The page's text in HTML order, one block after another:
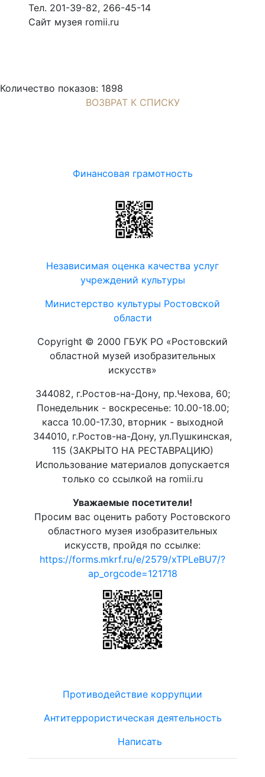
Тел. 201-39-82, 266-45-14
Сайт музея romii.ru
Количество показов: 1898
ВОЗВРАТ К СПИСКУ
Финансовая грамотность
Независимая оценка качества услуг
учреждений культуры
Министерство культуры Ростовской
области
Copyright © 2000 ГБУК РО «Ростовский
областной музей изобразительных
искусств»
344082, г.Ростов-на-Дону, пр.Чехова, 60;
Понедельник - воскресенье: 10.00-18.00;
касса 10.00-17.30, вторник - выходной
344010, г.Ростов-на-Дону, ул.Пушкинская,
115 (ЗАКРЫТО НА РЕСТАВРАЦИЮ)
Использование материалов допускается
только со ссылкой на romii.ru
Уважаемые посетители!
Просим вас оценить работу Ростовского
областного музея изобразительных
искусств, пройдя по ссылке:
https://forms.mkrf.ru/e/2579/xTPLeBU7/?
ap_orgcode=121718
Противодействие коррупции
Антитеррористическая деятельность
Написать